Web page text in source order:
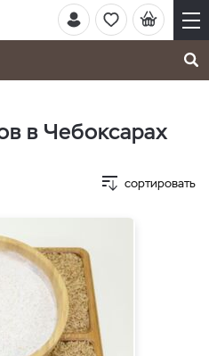
в Чебоксарах
сортировать